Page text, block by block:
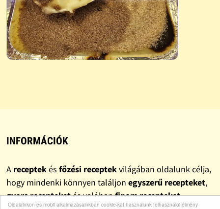
Oldalainkon és mobil alkalmazásainkban cookie-kat használunk felhasználói élmény
INFORMÁCIÓK
A receptekés főzési receptekvilágában oldalunk célja,
hogy mindenki könnyen találjon egyszerű recepteket,
gyors recepteketés valóbanfinom recepteket.